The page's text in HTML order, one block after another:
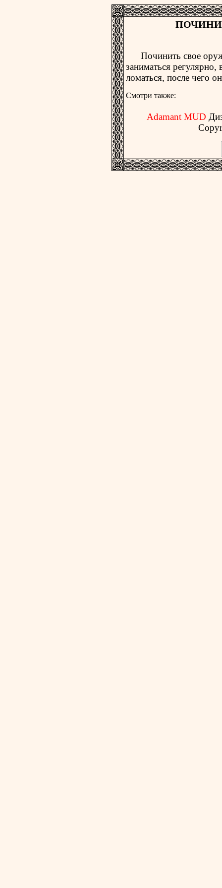
Починить свое
заниматься
ломаться, после чего
Смотри также:
Adamant MUD